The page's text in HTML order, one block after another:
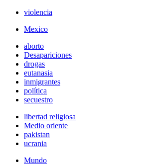
violencia
Mexico
aborto
Desapariciones
drogas
eutanasia
inmigrantes
política
secuestro
libertad religiosa
Medio oriente
pakistan
ucrania
Mundo